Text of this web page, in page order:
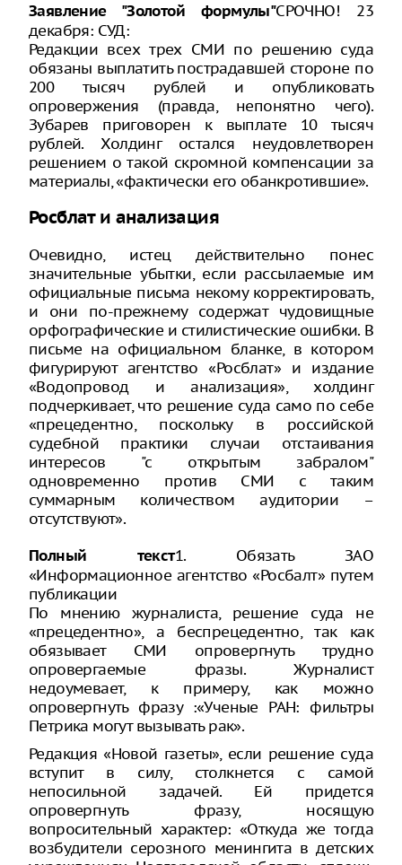
Заявление "Золотой формулы"СРОЧНО! 23
декабря: СУД:
Редакции всех трех СМИ по решению суда
обязаны выплатить пострадавшей стороне по
200 тысяч рублей и опубликовать
опровержения (правда, непонятно чего).
Зубарев приговорен к выплате 10 тысяч
рублей. Холдинг остался неудовлетворен
решением о такой скромной компенсации за
материалы, «фактически его обанкротившие».
Росблат и анализация
Очевидно, истец действительно понес
значительные убытки, если рассылаемые им
официальные письма некому корректировать,
и они по-прежнему содержат чудовищные
орфографические и стилистические ошибки. В
письме на официальном бланке, в котором
фигурируют агентство «Росблат» и издание
«Водопровод и анализация», холдинг
подчеркивает, что решение суда само по себе
«прецедентно, поскольку в российской
судебной практики случаи отстаивания
интересов "с открытым забралом"
одновременно против СМИ с таким
суммарным количеством аудитории –
отсутствуют».
Полный текст1. Обязать ЗАО
«Информационное агентство «Росбалт» путем
публикации
По мнению журналиста, решение суда не
«прецедентно», а беспрецедентно, так как
обязывает СМИ опровергнуть трудно
опровергаемые фразы. Журналист
недоумевает, к примеру, как можно
опровергнуть фразу :«Ученые РАН: фильтры
Петрика могут вызывать рак».
Редакция «Новой газеты», если решение суда
вступит в силу, столкнется с самой
непосильной задачей. Ей придется
опровергнуть фразу, носящую
вопросительный характер: «Откуда же тогда
возбудители серозного менингита в детских